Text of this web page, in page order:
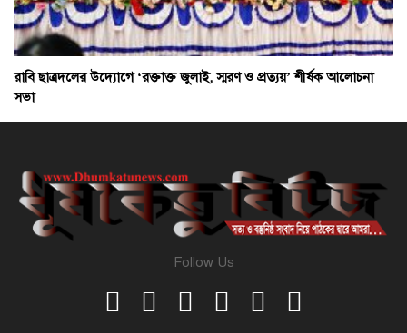
রাবি ছাত্রদলের উদ্যোগে ‘রক্তাক্ত জুলাই, স্মরণ ও প্রত্যয়’ শীর্ষক আলোচনা
সভা
Follow Us